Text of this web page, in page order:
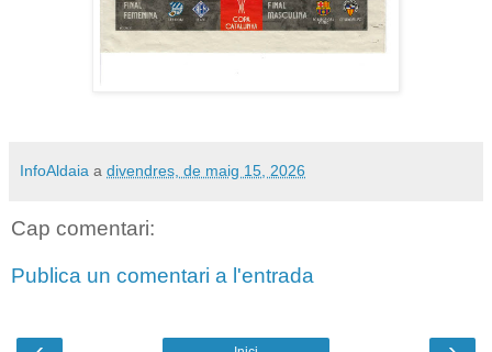
InfoAldaia a divendres, de maig 15, 2026
Cap comentari:
Publica un comentari a l'entrada